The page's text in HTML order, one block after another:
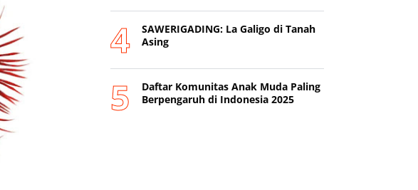
SAWERIGADING: La Galigo di Tanah
Asing
Daftar Komunitas Anak Muda Paling
Berpengaruh di Indonesia 2025